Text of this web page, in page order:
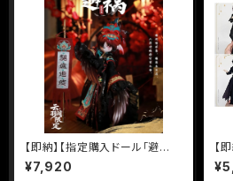
【即納】【指定購入ドール「避
禍」】【LULUYA（ルルヤ）- 【雲羽
閣】シリーズ【PENNY'S BOX】
¥7,920
【
【
ブ